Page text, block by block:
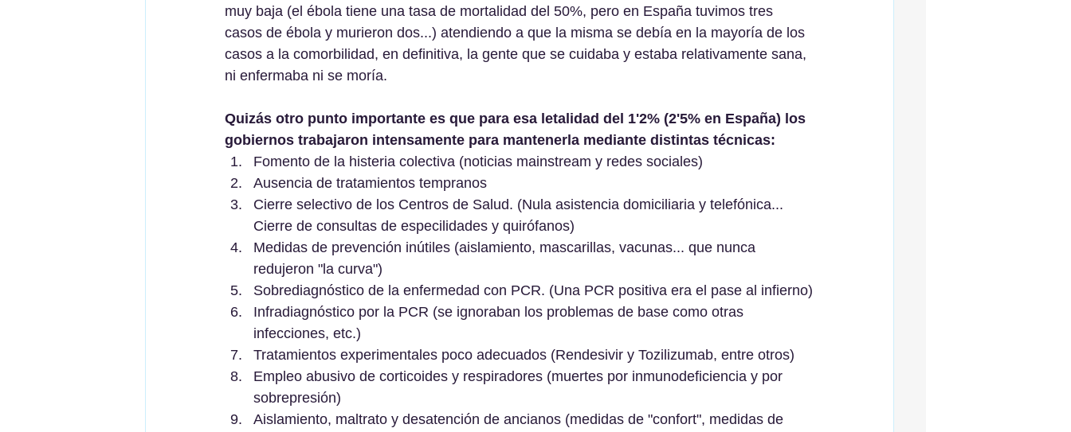
muy baja (el ébola tiene una tasa de mortalidad del 50%, pero en España tuvimos tres
casos de ébola y murieron dos...) atendiendo a que la misma se debía en la mayoría de los
casos a la comorbilidad, en definitiva, la gente que se cuidaba y estaba relativamente sana,
ni enfermaba ni se moría.
Quizás otro punto importante es que para esa letalidad del 1'2% (2'5% en España) los
gobiernos trabajaron intensamente para mantenerla mediante distintas técnicas:
Fomento de la histeria colectiva (noticias mainstream y redes sociales)
Ausencia de tratamientos tempranos
Cierre selectivo de los Centros de Salud. (Nula asistencia domiciliaria y telefónica...
Cierre de consultas de especilidades y quirófanos)
Medidas de prevención inútiles (aislamiento, mascarillas, vacunas... que nunca
redujeron "la curva")
Sobrediagnóstico de la enfermedad con PCR. (Una PCR positiva era el pase al infierno)
Infradiagnóstico por la PCR (se ignoraban los problemas de base como otras
infecciones, etc.)
Tratamientos experimentales poco adecuados (Rendesivir y Tozilizumab, entre otros)
Empleo abusivo de corticoides y respiradores (muertes por inmunodeficiencia y por
sobrepresión)
Aislamiento, maltrato y desatención de ancianos (medidas de "confort", medidas de